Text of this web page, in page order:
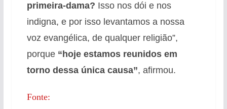
primeira-dama? Isso nos dói e nos
indigna, e por isso levantamos a nossa
voz evangélica, de qualquer religião”,
porque “hoje estamos reunidos em
torno dessa única causa”, afirmou.
Fonte: